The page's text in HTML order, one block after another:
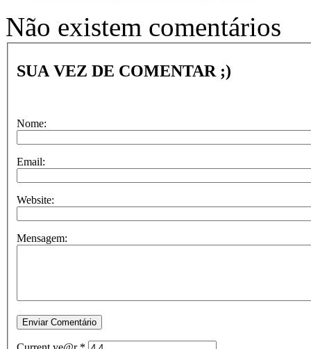
Não existem comentários
SUA VEZ DE COMENTAR ;)
Nome:
Email:
Website:
Mensagem: